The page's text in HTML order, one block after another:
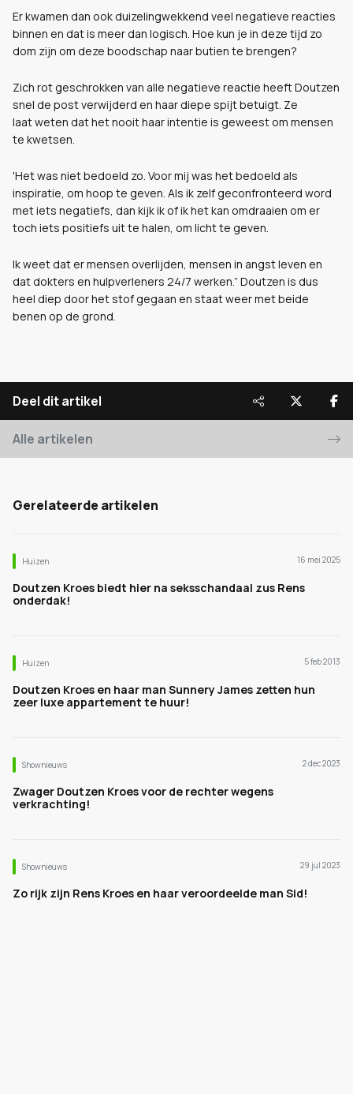
Er kwamen dan ook duizelingwekkend veel negatieve reacties
binnen en dat is meer dan logisch. Hoe kun je in deze tijd zo
dom zijn om deze boodschap naar butien te brengen?
Zich rot geschrokken van alle negatieve reactie heeft Doutzen
snel de post verwijderd en haar diepe spijt betuigt. Ze
laatweten dat het nooit haar intentie is geweest om mensen
te kwetsen.
'Het was niet bedoeld zo. Voor mij was het bedoeld als
inspiratie, om hoop te geven. Als ik zelf geconfronteerd word
met iets negatiefs, dan kijk ik of ik het kan omdraaien om er
toch iets positiefs uit te halen, om licht te geven.
Ik weet dat er mensen overlijden, mensen in angst leven en
dat dokters en hulpverleners 24/7 werken.” Doutzen is dus
heel diep door het stof gegaan en staat weer met beide
benen op de grond.
Deel dit artikel
Alle artikelen
Gerelateerde artikelen
Huizen 16 mei 2025
Doutzen Kroes biedt hier na seksschandaal zus Rens
onderdak!
Huizen 5 feb 2013
Doutzen Kroes en haar man Sunnery James zetten hun
zeer luxe appartement te huur!
Shownieuws 2 dec 2023
Zwager Doutzen Kroes voor de rechter wegens
verkrachting!
Shownieuws 29 jul 2023
Zo rijk zijn Rens Kroes en haar veroordeelde man Sid!